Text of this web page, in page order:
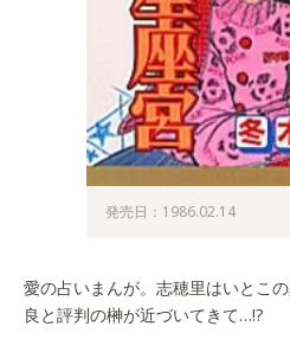
発売日：1986.02.14
愛の占いまんが。志穂里はいとこ
良と評判の榊が近づいてきて…!?